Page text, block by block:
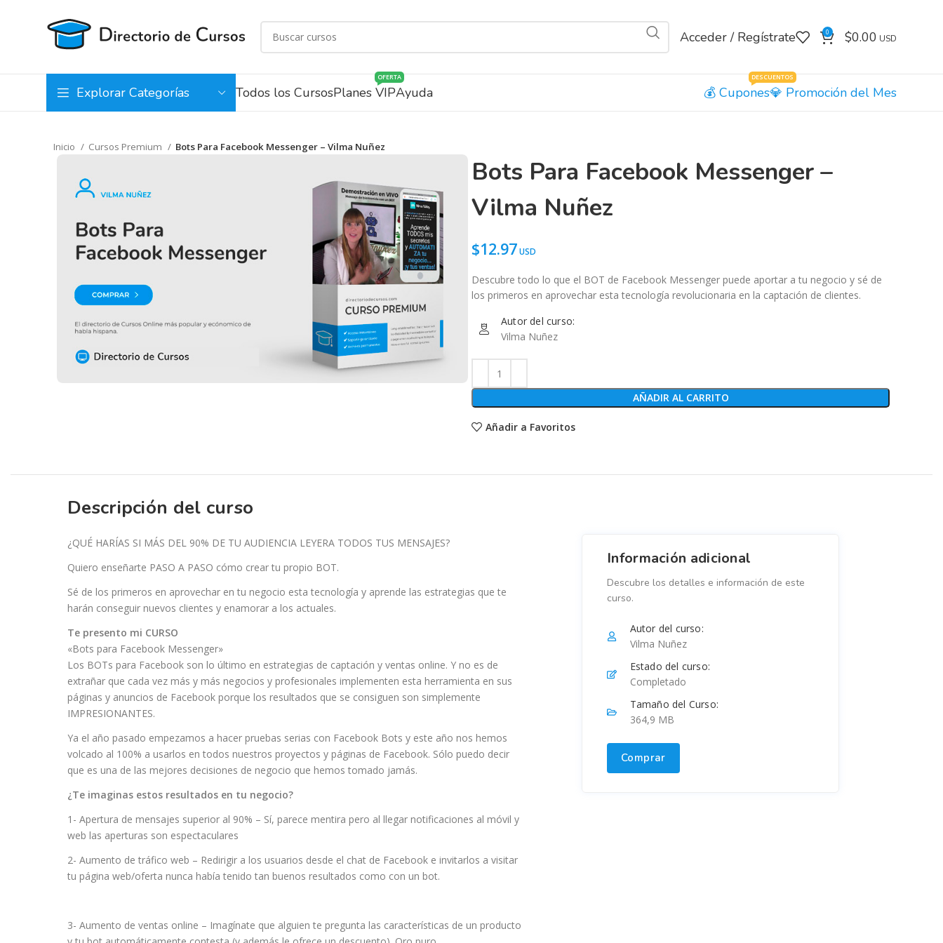
Acceder / Regístrate 0 $0.00
Explorar Categorías Todos los CursosPlanes VIP
OFERTA
Ayuda Cupones
DESCUENTOS
Promoción del Mes
Inicio Cursos Premium Bots Para Facebook Messenger – Vilma Nuñez
Bots Para Facebook Messenger –
Vilma Nuñez
$12.97
Descubre todo lo que el BOT de Facebook Messenger puede aportar a tu negocio y sé de
los primeros en aprovechar esta tecnología revolucionaria en la captación de clientes.
Autor del curso:
Vilma Nuñez
AÑADIR AL CARRITO
Añadir a Favoritos
Descripción del curso
¿QUÉ HARÍAS SI MÁS DEL 90% DE TU AUDIENCIA LEYERA TODOS TUS MENSAJES?
Quiero enseñarte PASO A PASO cómo crear tu propio BOT.
Sé de los primeros en aprovechar en tu negocio esta tecnología y aprende las estrategias que te
harán conseguir nuevos clientes y enamorar a los actuales.
Te presento mi CURSO
«Bots para Facebook Messenger»
Los BOTs para Facebook son lo último en estrategias de captación y ventas online. Y no es de
extrañar que cada vez más y más negocios y profesionales implementen esta herramienta en sus
páginas y anuncios de Facebook porque los resultados que se consiguen son simplemente
IMPRESIONANTES.
Ya el año pasado empezamos a hacer pruebas serias con Facebook Bots y este año nos hemos
volcado al 100% a usarlos en todos nuestros proyectos y páginas de Facebook. Sólo puedo decir
que es una de las mejores decisiones de negocio que hemos tomado jamás.
¿Te imaginas estos resultados en tu negocio?
1- Apertura de mensajes superior al 90% – Sí, parece mentira pero al llegar notificaciones al móvil y
web las aperturas son espectaculares
2- Aumento de tráfico web – Redirigir a los usuarios desde el chat de Facebook e invitarlos a visitar
tu página web/oferta nunca había tenido tan buenos resultados como con un bot.
3- Aumento de ventas online – Imagínate que alguien te pregunta las características de un producto
Información adicional
Descubre los detalles e información de este
curso.
Autor del curso:
Vilma Nuñez
Estado del curso:
Completado
Tamaño del Curso:
364,9 MB
Comprar